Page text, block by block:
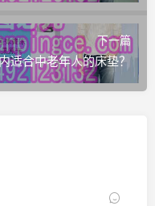
下一篇
适合中老年人的床垫？